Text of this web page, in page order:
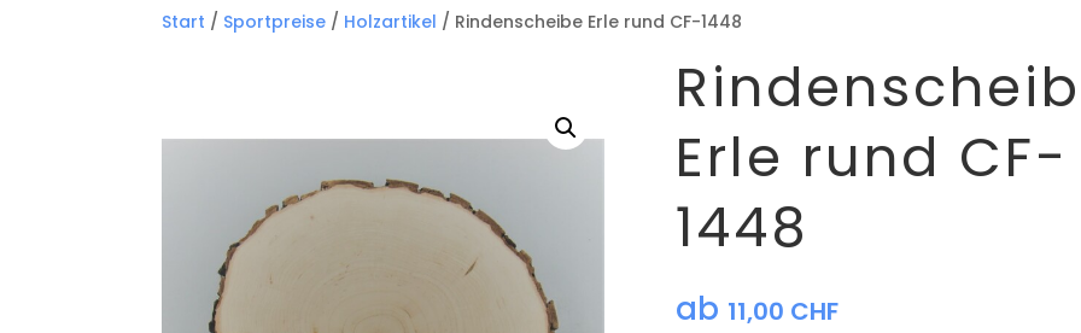
Start / Sportpreise / Holzartikel / Rindenscheibe Erle rund CF-1448
Erle rund CF-
1448
ab 11,00 CHF